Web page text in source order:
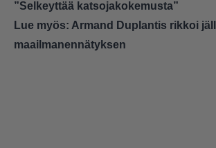
”Selkeyttää katsojakokemusta”
Lue myös: Armand Duplantis rikkoi
maailmanennätyksen